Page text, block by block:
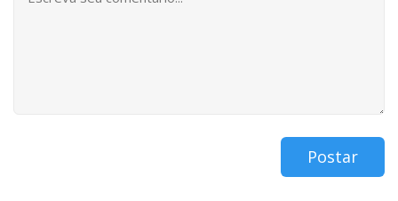
Postar